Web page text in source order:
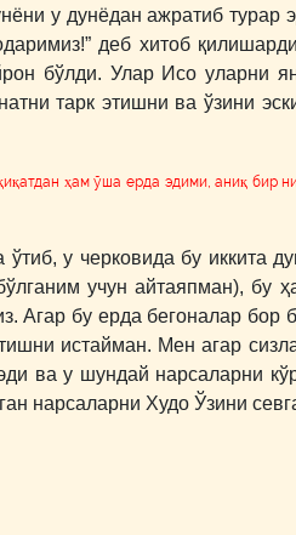
у дунёдан ажратиб турар
деб хитоб
бўлди. Улар Исо уларни
тарк этишни ва ўзини
ҳам ўша ерда эдими, аниқ бир
у черковида бу иккита
учун айтаяпман), бу
Агар бу ерда бегоналар
истайман. Мен агар
ва у шундай нарсаларни
нарсаларни Худо Ўзини